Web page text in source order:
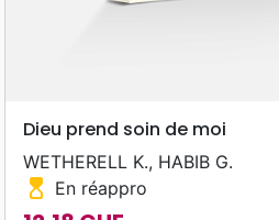
Dieu prend soin de moi
WETHERELL K., HABIB G.
hourglass_top En réappro